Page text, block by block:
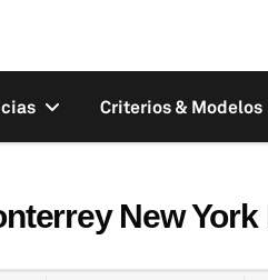
Criterios & Modelos
New York